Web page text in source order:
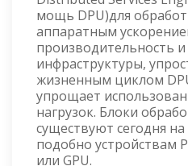
мощь DPU)для
аппаратным
производительность и
инфраструктуры,
жизненным циклом
упрощает
нагрузок. Блоки
существуют сегодня
подобно устройствам
или GPU.